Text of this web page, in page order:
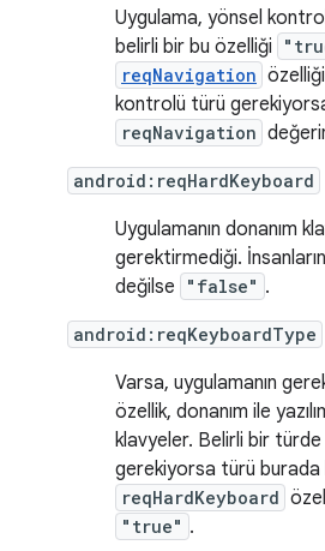
Uygulama, yönsel
belirli bir bu özelliği
reqNavigation
kontrolü türü
reqNavigation
android:reqHardKeyboard
Uygulamanın donanım
gerektirmediği.
değilse
"false" .
android:reqKeyboardType
Varsa, uygulamanın
özellik, donanım ile
klavyeler. Belirli bir türde
gerekiyorsa türü burada
reqHardKeyboard
"true" .